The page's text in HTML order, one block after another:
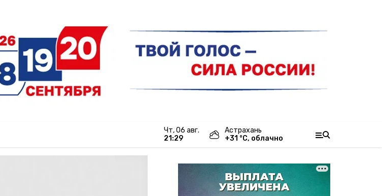
чт, 06 авг.
21:29
Астрахань
+31 °С, облачно